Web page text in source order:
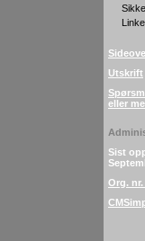
Utskrift
eller
Sist
Org. nr.